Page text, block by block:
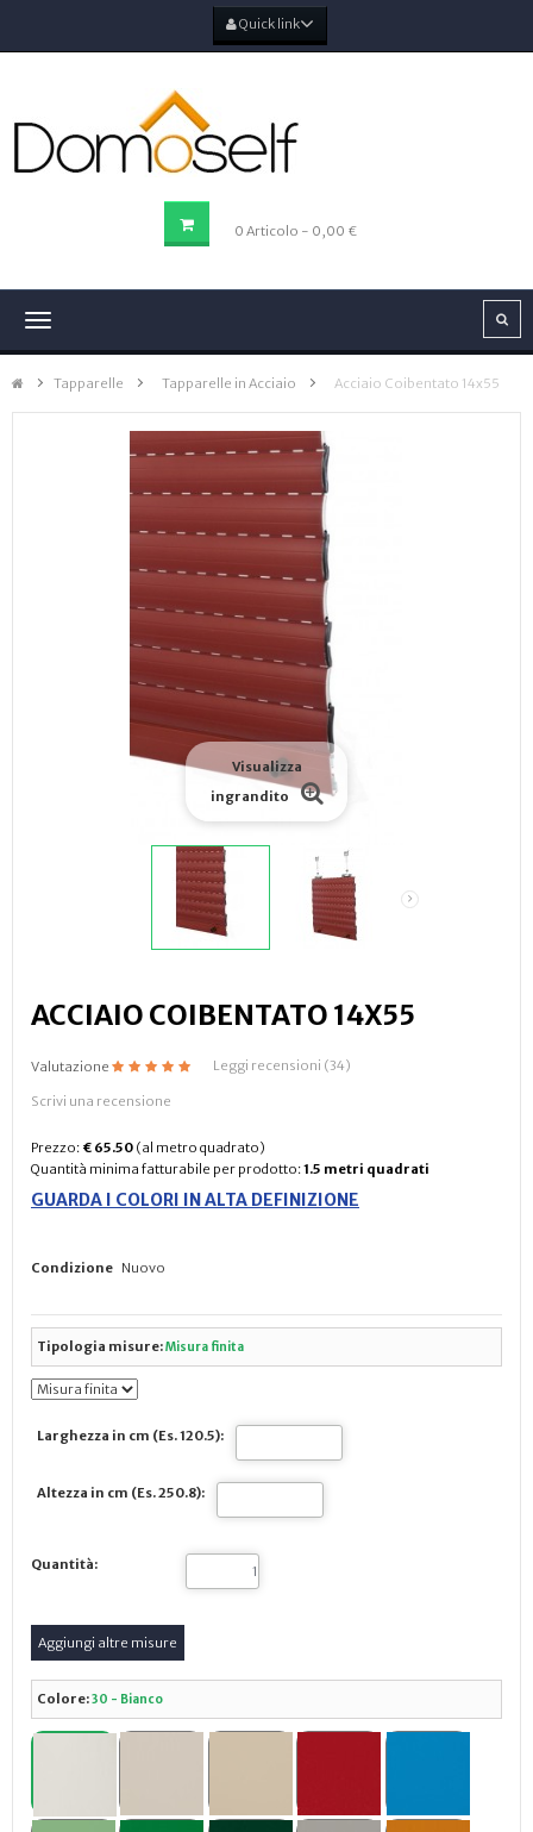
Quick link
0 Articolo - 0,00 €
Navigazione
Tapparelle > Tapparelle in Acciaio > Acciaio Coibentato 14x55
Visualizza
ingrandito
ACCIAIO COIBENTATO 14X55
Valutazione Leggi recensioni (34)
Scrivi una recensione
Prezzo: € 65.50 (al metro quadrato)
Quantità minima fatturabile per prodotto:1.5 metri quadrati
GUARDA I COLORI IN ALTA DEFINIZIONE
Condizione Nuovo
Tipologia misure:Misura finita
Larghezza in cm (Es. 120.5):
Altezza in cm (Es. 250.8):
Quantità:
Colore:30 - Bianco